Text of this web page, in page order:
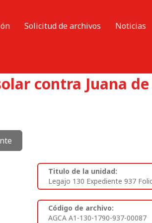
Solicitud de archivos Noticias
contra Juana
Titulo de la unidad:
Legajo 130 Expediente 937
Código de archivo:
AGCA A1-130-1790-937-00087